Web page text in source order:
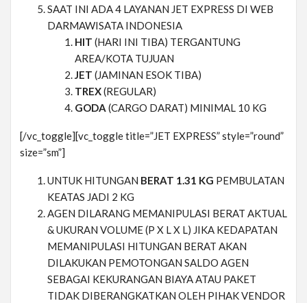
SAAT INI ADA 4 LAYANAN JET EXPRESS DI WEB
DARMAWISATA INDONESIA
HIT (HARI INI TIBA) TERGANTUNG
AREA/KOTA TUJUAN
JET (JAMINAN ESOK TIBA)
TREX(REGULAR)
GODA (CARGO DARAT) MINIMAL 10 KG
[/vc_toggle][vc_toggle title=”JET EXPRESS” style=”round”
size=”sm”]
UNTUK HITUNGAN BERAT 1.31 KG PEMBULATAN
KEATAS JADI 2 KG
AGEN DILARANG MEMANIPULASI BERAT AKTUAL
& UKURAN VOLUME (P X L X L) JIKA KEDAPATAN
MEMANIPULASI HITUNGAN BERAT AKAN
DILAKUKAN PEMOTONGAN SALDO AGEN
SEBAGAI KEKURANGAN BIAYA ATAU PAKET
TIDAK DIBERANGKATKAN OLEH PIHAK VENDOR